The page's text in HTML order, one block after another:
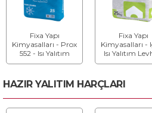
Fixa Yapı
Kimyasalları - Prox
552 - Isı Yalıtım
Levhası Sıvama
(Kalın)
Fixa Yapı
Kimyasalları -
Isı Yalıtım
Sıvama
HAZIR YALITIM HARÇLARI